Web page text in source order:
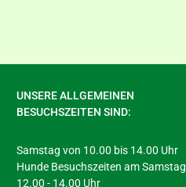
UNSERE ALLGEMEINEN
BESUCHSZEITEN SIND:
Samstag von 10.00 bis 14.00 Uhr
Hunde Besuchszeiten am Samstag
12.00 - 14.00 Uhr